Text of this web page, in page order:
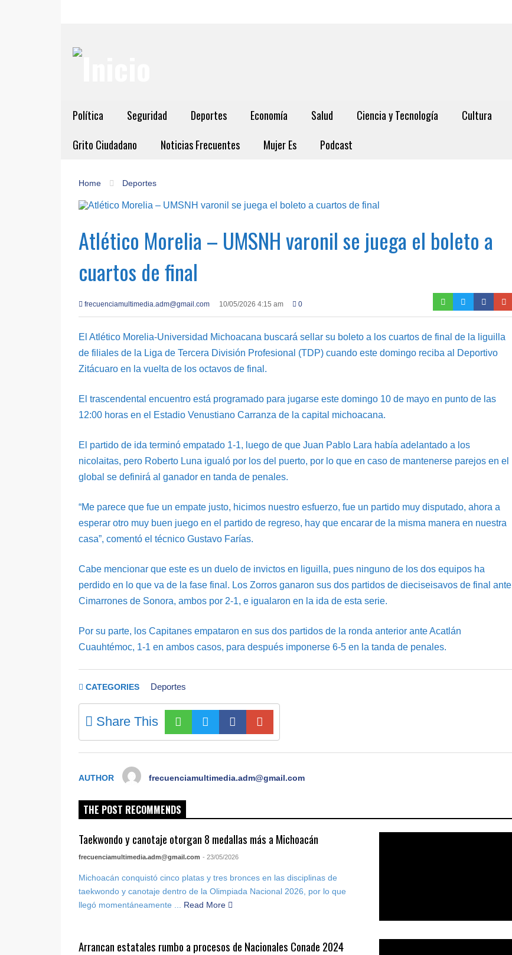
Política Seguridad Deportes Economía Salud Ciencia y Tecnología Cultura
Grito Ciudadano
Noticias Frecuentes Mujer Es Podcast
Home Deportes
Atlético Morelia – UMSNH varonil se juega el boleto a
cuartos de final
frecuenciamultimedia.adm@gmail.com 10/05/2026 4:15 am 0
El Atlético Morelia-Universidad Michoacana buscará sellar su boleto a los cuartos de final de la liguilla
de filiales de la Liga de Tercera División Profesional (TDP) cuando este domingo reciba al Deportivo
Zitácuaro en la vuelta de los octavos de final.
El trascendental encuentro está programado para jugarse este domingo 10 de mayo en punto de las
12:00 horas en el Estadio Venustiano Carranza de la capital michoacana.
El partido de ida terminó empatado 1-1, luego de que Juan Pablo Lara había adelantado a los
nicolaitas, pero Roberto Luna igualó por los del puerto, por lo que en caso de mantenerse parejos en el
global se definirá al ganador en tanda de penales.
“Me parece que fue un empate justo, hicimos nuestro esfuerzo, fue un partido muy disputado, ahora a
esperar otro muy buen juego en el partido de regreso, hay que encarar de la misma manera en nuestra
casa”, comentó el técnico Gustavo Farías.
Cabe mencionar que este es un duelo de invictos en liguilla, pues ninguno de los dos equipos ha
perdido en lo que va de la fase final. Los Zorros ganaron sus dos partidos de dieciseisavos de final ante
Cimarrones de Sonora, ambos por 2-1, e igualaron en la ida de esta serie.
Por su parte, los Capitanes empataron en sus dos partidos de la ronda anterior ante Acatlán
Cuauhtémoc, 1-1 en ambos casos, para después imponerse 6-5 en la tanda de penales.
CATEGORIES Deportes
Share This
AUTHOR frecuenciamultimedia.adm@gmail.com
THE POST RECOMMENDS
Taekwondo y canotaje otorgan 8 medallas más a Michoacán
frecuenciamultimedia.adm@gmail.com - 23/05/2026
Michoacán conquistó cinco platas y tres bronces en las disciplinas de
taekwondo y canotaje dentro de la Olimpiada Nacional 2026, por lo que
llegó momentáneamente ...
Read More
Arrancan estatales rumbo a procesos de Nacionales Conade 2024